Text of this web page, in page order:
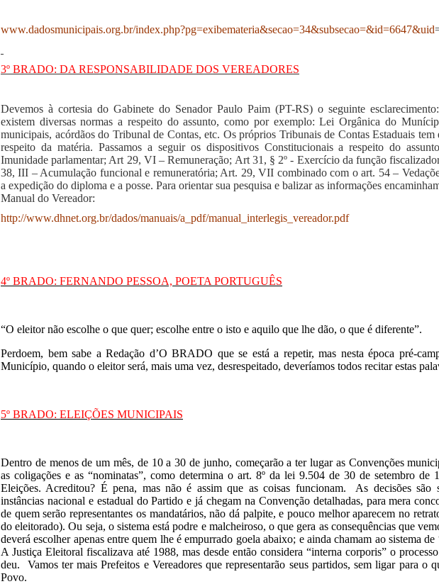
www.dadosmunicipais.org.br/index.php?pg=exibemateria&secao=34&subsecao=&id=6647&uid
3º BRADO: DA RESPONSABILIDADE DOS VEREADORES
Devemos à cortesia do Gabinete do Senador Paulo Paim (PT-RS) o seguinte
existem diversas normas a respeito do assunto, como por exemplo: Lei Orgânica do
municipais, acórdãos do Tribunal de Contas, etc. Os próprios Tribunais de Contas Estaduais tem
respeito da matéria. Passamos a seguir os dispositivos Constitucionais a respeito do
Imunidade parlamentar; Art 29, VI – Remuneração; Art 31, § 2º - Exercício da função
38, III – Acumulação funcional e remuneratória; Art. 29, VII combinado com o art. 54 –
a expedição do diploma e a posse. Para orientar sua pesquisa e balizar as informações
Manual do Vereador:
http://www.dhnet.org.br/dados/manuais/a_pdf/manual_interlegis_vereador.pdf
4º BRADO: FERNANDO PESSOA, POETA PORTUGUÊS
“O eleitor não escolhe o que quer; escolhe entre o isto e aquilo que lhe dão, o que é diferente”.
Perdoem, bem sabe a Redação d’O BRADO que se está a repetir, mas nesta época pré-
Município, quando o eleitor será, mais uma vez, desrespeitado, deveríamos todos recitar estas
5º BRADO: ELEIÇÕES MUNICIPAIS
Dentro de menos de um mês, de 10 a 30 de junho, começarão a ter lugar as Convenções
as coligações e as “nominatas”, como determina o art. 8º da lei 9.504 de 30 de setembro de
Eleições. Acreditou? É pena, mas não é assim que as coisas funcionam. As decisões são
instâncias nacional e estadual do Partido e já chegam na Convenção detalhadas, para mera
de quem serão representantes os mandatários, não dá palpite, e pouco melhor aparecem no
do eleitorado). Ou seja, o sistema está podre e malcheiroso, o que gera as consequências que
deverá escolher apenas entre quem lhe é empurrado goela abaixo; e ainda chamam ao sistema de
A Justiça Eleitoral fiscalizava até 1988, mas desde então considera “interna corporis” o
deu. Vamos ter mais Prefeitos e Vereadores que representarão seus partidos, sem ligar para o
Povo.